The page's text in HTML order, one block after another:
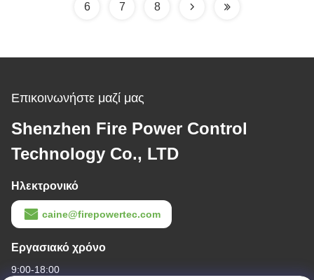
6 7 8
Επικοινωνήστε μαζί μας
Shenzhen Fire Power Control
Technology Co., LTD
Ηλεκτρονικό
caine@firepowertec.com
Εργασιακό χρόνο
9:00-18:00